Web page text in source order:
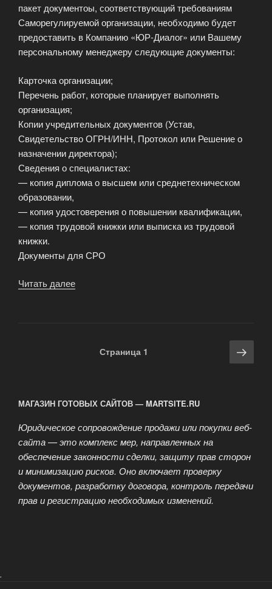
пакет документоы, соответствующий требованиям
Саморегулируемой организации, необходимо будет
предоставить в Компанию «ЮР-Диалог» или Вашему
персональному менеджеру следующие документы:
Карточка организации;
Перечень работ, которые планирует выполнять
организация;
Копии учредительных документов (Устав,
Свидетельство ОГРН/ИНН, Протокол или Решение о
назначении директора);
Сведения о специалистах:
— копия диплома о высшем или среднетехническом
образовании,
— копия удостоверения о повышении квалификации,
— копия трудовой книжки или выписка из трудовой
книжки.
Документы для СРО
Читать далее
Страница 1
МАГАЗИН ГОТОВЫХ САЙТОВ — MARTSITE.RU
Юридическое сопровождение продажи или покупки веб-
сайта — это комплекс мер, направленных на
обеспечение законности сделки, защиту прав сторон
и минимизацию рисков. Оно включает проверку
документов, разработку договора, контроль передачи
прав и регистрацию необходимых изменений.
.